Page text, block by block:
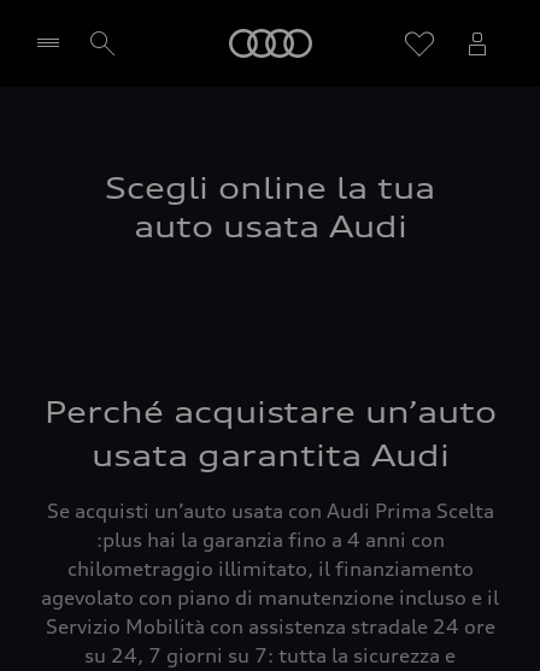
Scegli online la tua
auto usata Audi
Perché acquistare un’auto
usata garantita Audi
Se acquisti un’auto usata con Audi Prima Scelta
:plus hai la garanzia fino a 4 anni con
chilometraggio illimitato, il finanziamento
agevolato con piano di manutenzione incluso e il
Servizio Mobilità con assistenza stradale 24 ore
su 24, 7 giorni su 7: tutta la sicurezza e